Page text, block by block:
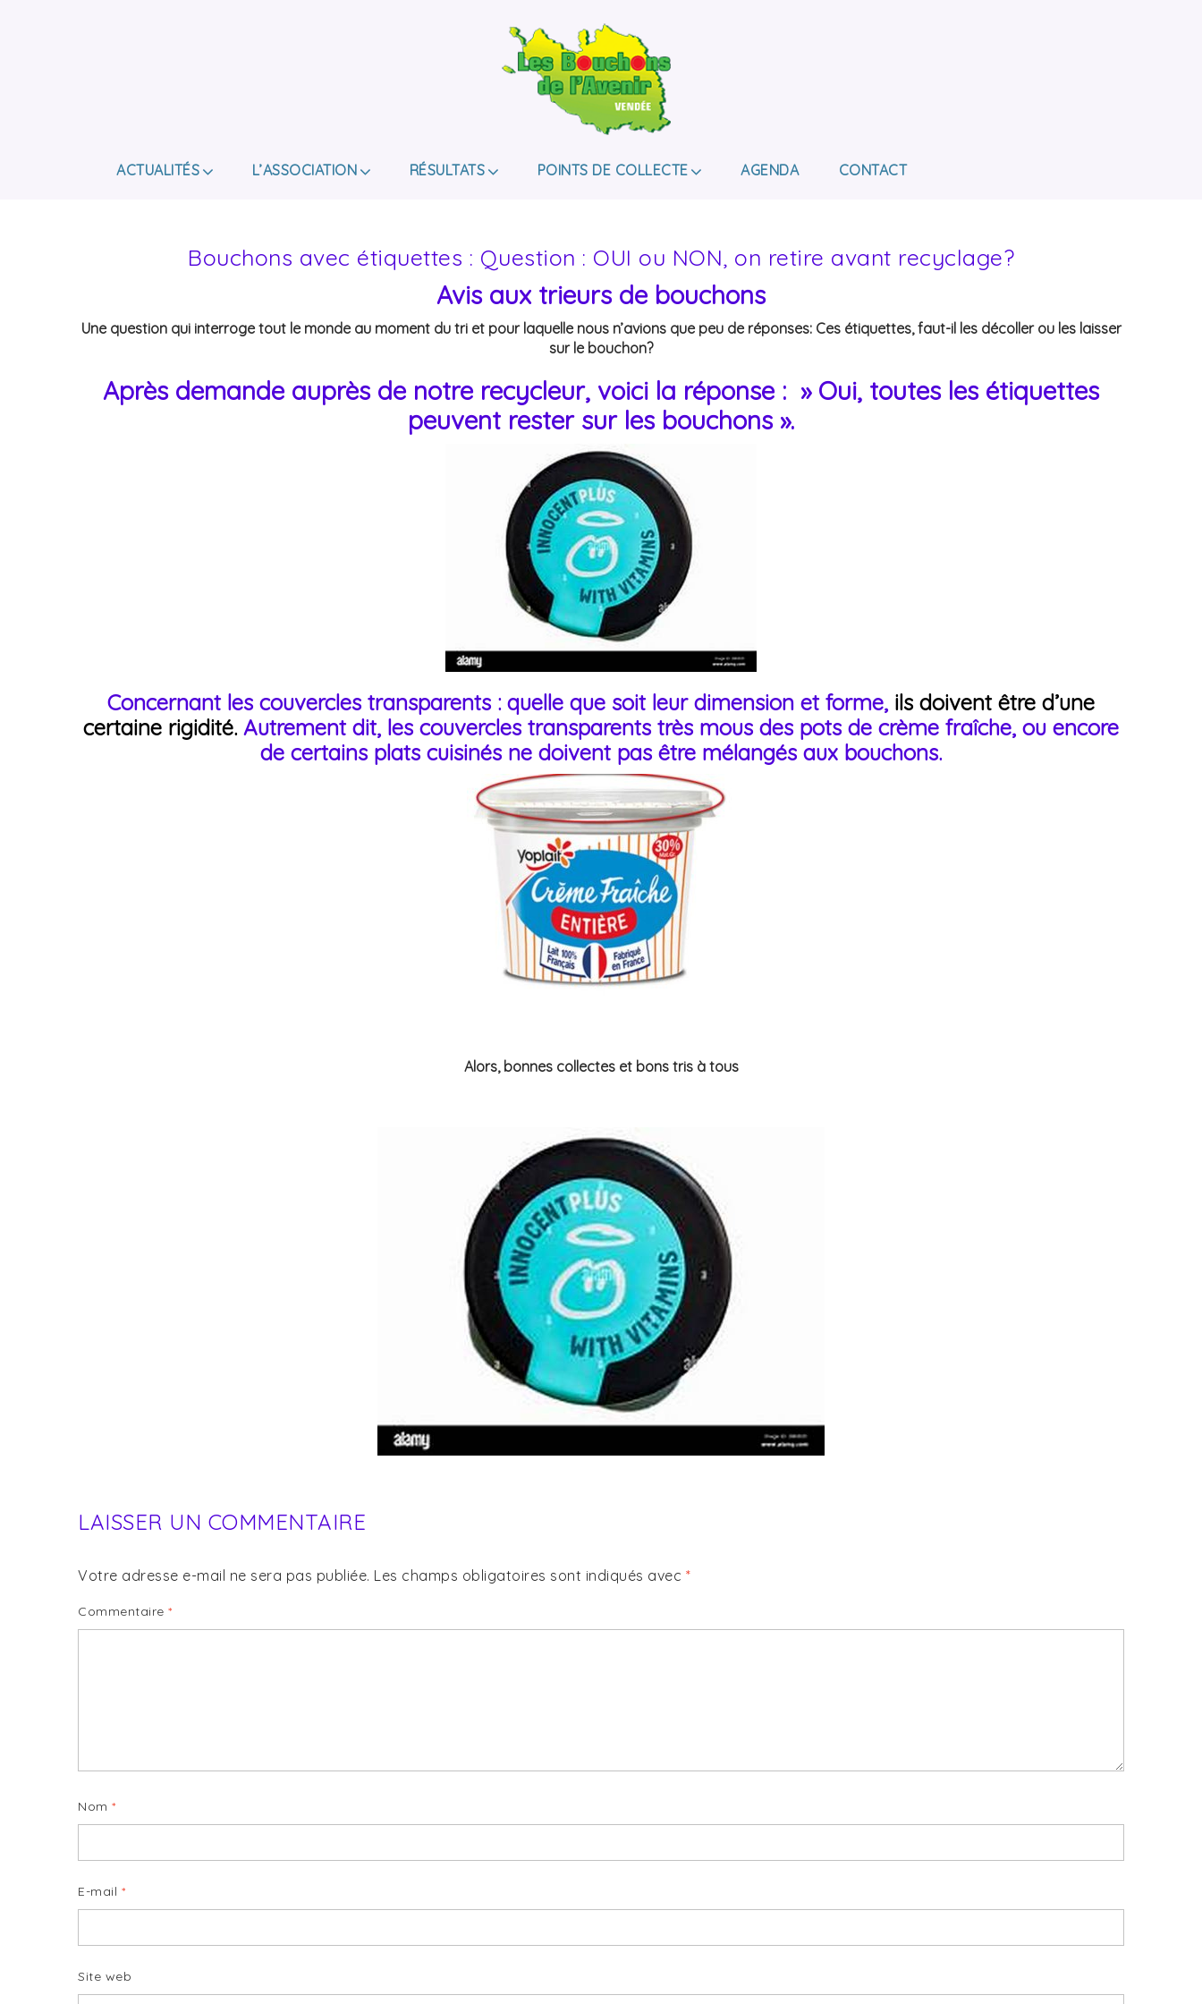
LES BOUCHONS DE L'AVENIR
DE HANDICAP.
ACTUALITÉS L’ASSOCIATION RÉSULTATS POINTS DE COLLECTE AGENDA CONTACT
Bouchons avec étiquettes : Question : OUI ou NON, on retire avant recyclage?
Avis aux trieurs de bouchons
Une question qui interroge tout le monde au moment du tri et pour laquelle nous n’avions que peu de réponses: Ces étiquettes, faut-il les décoller ou les laisser
sur le bouchon?
Après demande auprès de notre recycleur, voici la réponse : » Oui, toutes les étiquettes
peuvent rester sur les bouchons ».
Concernant les couvercles transparents : quelle que soit leur dimension et forme, ils doivent être d’une
certaine rigidité.Autrement dit, les couvercles transparents très mous des pots de crème fraîche, ou encore
de certains plats cuisinés ne doivent pas être mélangés aux bouchons.
Alors, bonnes collectes et bons tris à tous
LAISSER UN COMMENTAIRE
Votre adresse e-mail ne sera pas publiée. Les champs obligatoires sont indiqués avec *
Commentaire *
Nom *
E-mail *
Site web